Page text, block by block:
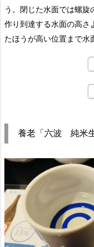
う。閉じた水面では螺
作り到達する水面の高さ
たほうが高い位置まで水
養老「六波 純米